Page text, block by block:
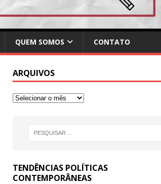
QUEM SOMOS CONTATO
ARQUIVOS
TENDÊNCIAS POLÍTICAS
CONTEMPORÂNEAS